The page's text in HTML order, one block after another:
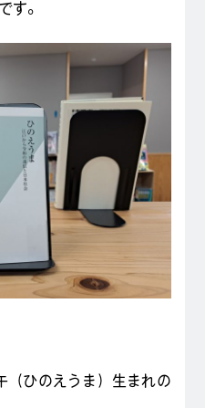
す。
（ひのえうま）生まれの